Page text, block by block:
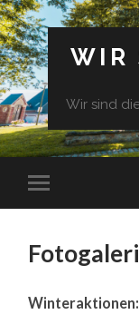
WIR
Wir sind
Winteraktionen: